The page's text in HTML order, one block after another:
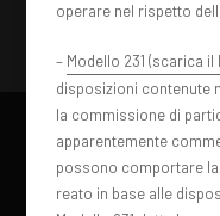
operare nel rispetto
– Modello 231 (scarica il
disposizioni contenute
la commissione di
apparentemente
possono comportare
reato in base alle